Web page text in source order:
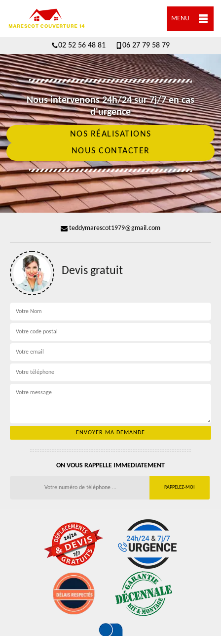
MENU
02 52 56 48 81 06 27 79 58 79
Nous intervenons 24h/24 sur 7j/7 en cas
d'urgence
NOS RÉALISATIONS
NOUS CONTACTER
teddymarescot1979@gmail.com
Devis gratuit
ON VOUS RAPPELLE IMMEDIATEMENT